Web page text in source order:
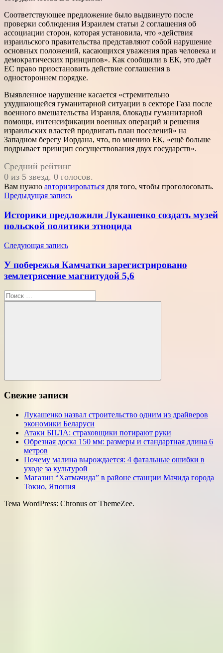
Соответствующее предложение было выдвинуто после
проверки соблюдения Израилем статьи 2 соглашения об
ассоциации сторон, которая установила, что «действия
израильского правительства представляют собой нарушение
основных положений, касающихся уважения прав человека и
демократических принципов». Как сообщили в ЕК, это даёт
ЕС право приостановить действие соглашения в
одностороннем порядке.
Выявленное нарушение касается «стремительно
ухудшающейся гуманитарной ситуации в секторе Газа после
военного вмешательства Израиля, блокады гуманитарной
помощи, интенсификации военных операций и решения
израильских властей продвигать план поселений» на
Западном берегу Иордана, что, по мнению ЕК, «ещё больше
подрывает принцип сосуществования двух государств».
Средний рейтинг
0 из 5 звезд. 0 голосов.
Вам нужно авторизироваться для того, чтобы проголосовать.
Навигация
по
записям
Предыдущая запись
Историки предложили Лукашенко создать музей
польской политики этноцида
Следующая запись
У побережья Камчатки зарегистрировано
землетрясение магнитудой 5,6
Поиск
для:
Поиск
Свежие записи
Лукашенко назвал строительство одним из драйверов
экономики Беларуси
Атаки БПЛА: страховщики потирают руки
Обрезная доска 150 мм: размеры и стандартная длина 6
метров
Почему малина вырождается: 4 фатальные ошибки в
уходе за культурой
Магазин “Хатмачида” в районе станции Мачида города
Токио, Япония
Тема WordPress: Chronus от ThemeZee.